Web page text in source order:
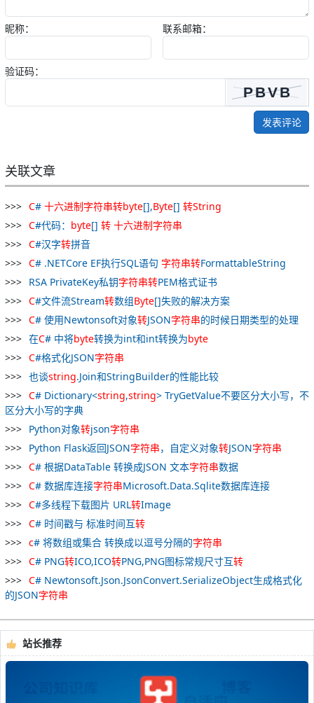
昵称： 联系邮箱：
验证码：
发表评论
关联文章
C# 十六进制字符串转byte[],Byte[] 转String
C#代码： byte[] 转 十六进制字符串
C#汉字转拼音
C# .NETCore EF执行SQL语句 字符串转FormattableString
RSA PrivateKey私钥字符串转PEM格式证书
C#文件流Stream转数组Byte[]失败的解决方案
C# 使用Newtonsoft对象转JSON字符串的时候日期类型的处理
在C# 中将byte转换为int和int转换为byte
C#格式化JSON字符串
也谈string.Join和StringBuilder的性能比较
C# Dictionary<string,string> TryGetValue不要区分大小写，不
区分大小写的字典
Python对象转json字符串
Python Flask返回JSON字符串，自定义对象转JSON字符串
C# 根据DataTable 转换成JSON 文本字符串数据
C# 数据库连接字符串Microsoft.Data.Sqlite数据库连接
C#多线程下载图片 URL转Image
C# 时间戳与 标准时间互转
c# 将数组或集合 转换成以逗号分隔的字符串
C# PNG转ICO,ICO转PNG,PNG图标常规尺寸互转
C# Newtonsoft.Json.JsonConvert.SerializeObject生成格式化
的JSON字符串
站长推荐